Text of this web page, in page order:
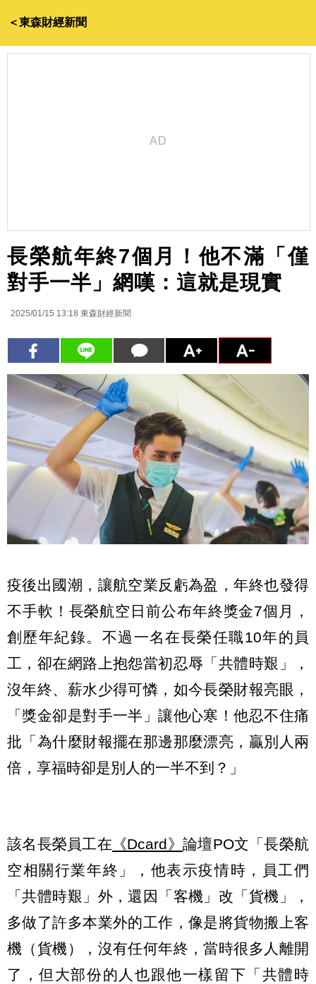
＜東森財經新聞
長榮航年終7個月！他不滿「僅
對手一半」網嘆：這就是現實
2025/01/15 13:18 東森財經新聞
疫後出國潮，讓航空業反虧為盈，年終也發得
不手軟！長榮航空日前公布年終獎金7個月，
創歷年紀錄。不過一名在長榮任職10年的員
工，卻在網路上抱怨當初忍辱「共體時艱」，
沒年終、薪水少得可憐，如今長榮財報亮眼，
「獎金卻是對手一半」讓他心寒！他忍不住痛
批「為什麼財報擺在那邊那麼漂亮，贏別人兩
倍，享福時卻是別人的一半不到？」
該名長榮員工在 《Dcard》 論壇PO文「長榮航
空相關行業年終」，他表示疫情時，員工們
「共體時艱」外，還因「客機」改「貨機」，
多做了許多本業外的工作，像是將貨物搬上客
機（貨機），沒有任何年終，當時很多人離開
了，但大部份的人也跟他一樣留下「共體時